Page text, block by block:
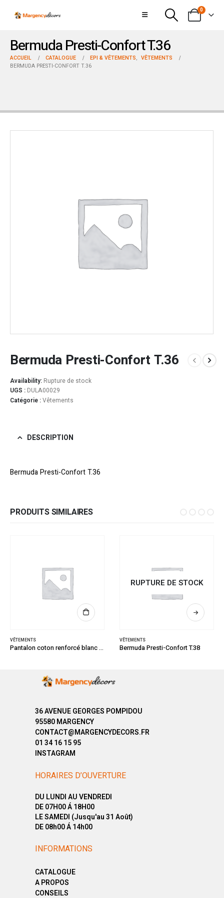
0
Bermuda Presti-Confort T.36
ACCUEIL CATALOGUE EPI & VÊTEMENTS, VÊTEMENTS
BERMUDA PRESTI-CONFORT T.36
Bermuda Presti-Confort T.36
Availability: Rupture de stock
UGS : DULA00029
Catégorie :Vêtements
DESCRIPTION
Bermuda Presti-Confort T.36
PRODUITS SIMILAIRES
VÊTEMENTS
Pantalon coton renforcé blanc T.46
RUPTURE DE STOCK
VÊTEMENTS
Bermuda Presti-Confort T.38
36 AVENUE GEORGES POMPIDOU
95580 MARGENCY
CONTACT@MARGENCYDECORS.FR
01 34 16 15 95
INSTAGRAM
HORAIRES D’OUVERTURE
DU LUNDI AU VENDREDI
DE 07H00 Á 18H00
LE SAMEDI (Jusqu'au 31 Août)
DE 08h00 Á 14h00
INFORMATIONS
CATALOGUE
A PROPOS
CONSEILS